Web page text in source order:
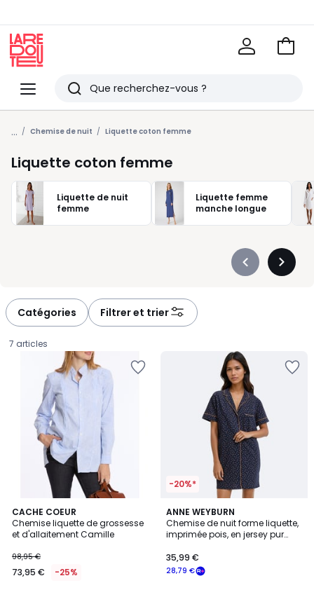
Menu
Redoute
Rechercher
Derniers
articles
vus
Voir
... Chemise de nuit Liquette coton femme
Liquette coton femme
Liquette de nuit
femme
Liquette femme
manche longue
Précédent
Catégories Filtrer et trier
7 articles
CACHE COEUR
Chemise liquette de grossesse
et d'allaitement Camille
€
au
98,95 €
73,95 € -25%
-20%*
ANNE WEYBURN
Chemise de nuit forme liquette,
imprimée pois, en jersey pur
28,79 €
35,99 €
4,5
/ 5